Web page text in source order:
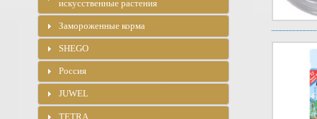
искусственные растения
Замороженные корма
SHEGO
Россия
JUWEL
TETRA